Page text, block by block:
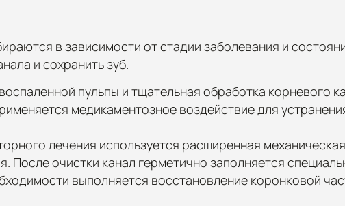
в зависимости от стадии заболевания и
и сохранить зуб.
пульпы и тщательная обработка корневого
медикаментозное воздействие для
лечения используется расширенная
После очистки канал герметично заполняется
выполняется восстановление коронковой